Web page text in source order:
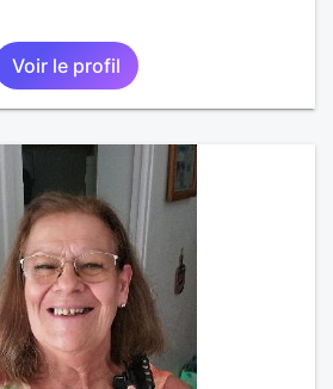
Voir le profil